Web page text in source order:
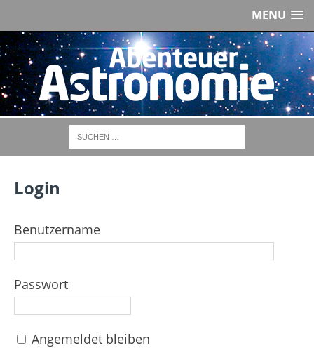
MENU
Login
Benutzername
Passwort
Angemeldet bleiben